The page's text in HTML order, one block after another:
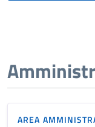
AREA